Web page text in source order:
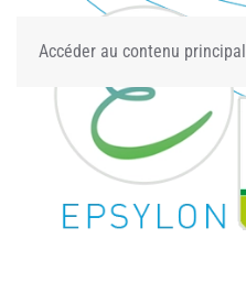
Accéder au contenu principal